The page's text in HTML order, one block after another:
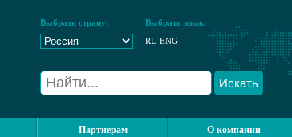
Выбрать страну:
Выбрать язык:
RU ENG
Искать
Партнерам О компании